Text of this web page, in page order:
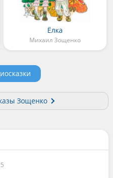
Ёлка
Михаил Зощенко
Зощенко